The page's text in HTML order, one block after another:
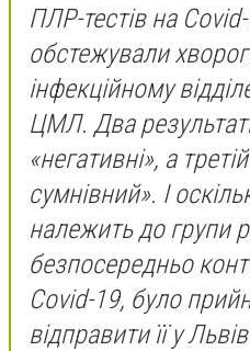
ПЛР-тестів на Сovid
обстежували
інфекційному
ЦМЛ. Два
«негативні», а
сумнівний». І
належить до групи
безпосередньо
Covid-19, було
відправити її у